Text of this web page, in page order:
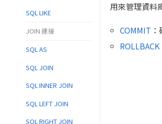
用來管理資料
COMMIT
ROLLBACK
SQL LIKE
JOIN 連接
SQL AS
SQL JOIN
SQL INNER JOIN
SQL LEFT JOIN
SQL RIGHT JOIN